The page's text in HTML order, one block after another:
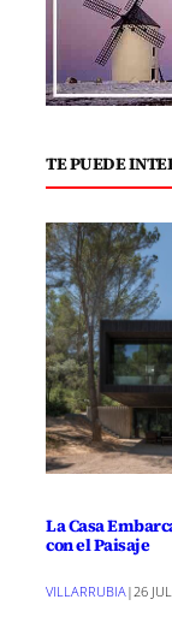
TE PUEDE
La Casa
con el Paisaje
VILLARRUBIA|26